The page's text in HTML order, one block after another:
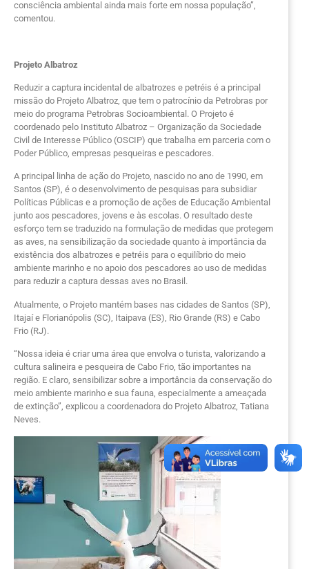
consciência ambiental ainda mais forte em nossa população”,
comentou.
Projeto Albatroz
Reduzir a captura incidental de albatrozes e petréis é a principal
missão do Projeto Albatroz, que tem o patrocínio da Petrobras por
meio do programa Petrobras Socioambiental. O Projeto é
coordenado pelo Instituto Albatroz – Organização da Sociedade
Civil de Interesse Público (OSCIP) que trabalha em parceria com o
Poder Público, empresas pesqueiras e pescadores.
A principal linha de ação do Projeto, nascido no ano de 1990, em
Santos (SP), é o desenvolvimento de pesquisas para subsidiar
Políticas Públicas e a promoção de ações de Educação Ambiental
junto aos pescadores, jovens e às escolas. O resultado deste
esforço tem se traduzido na formulação de medidas que protegem
as aves, na sensibilização da sociedade quanto à importância da
existência dos albatrozes e petréis para o equilíbrio do meio
ambiente marinho e no apoio dos pescadores ao uso de medidas
para reduzir a captura dessas aves no Brasil.
Atualmente, o Projeto mantém bases nas cidades de Santos (SP),
Itajaí e Florianópolis (SC), Itaipava (ES), Rio Grande (RS) e Cabo
Frio (RJ).
“Nossa ideia é criar uma área que envolva o turista, valorizando a
cultura salineira e pesqueira de Cabo Frio, tão importantes na
região. E claro, sensibilizar sobre a importância da conservação do
meio ambiente marinho e sua fauna, especialmente a ameaçada
de extinção”, explicou a coordenadora do Projeto Albatroz, Tatiana
Neves.